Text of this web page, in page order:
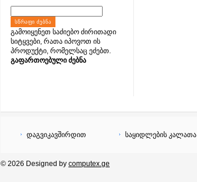
ᲡᲬᲠᲐᲤᲘ ᲫᲔᲑᲜᲐ
გამოიყენეთ საძიებო ძირითადი
სიტყვები, რათა იპოვოთ ის
პროდუქტი, რომელსაც ეძებთ.
გაფართოებული ძებნა
დაგვიკავშირდით საყიდლების კალათა
© 2026 Designed by computex.ge